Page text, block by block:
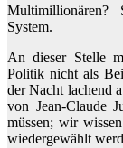
System.
An dieser Stelle
Politik nicht als
der Nacht lachend
von Jean-Claude
müssen; wir
wiedergewählt